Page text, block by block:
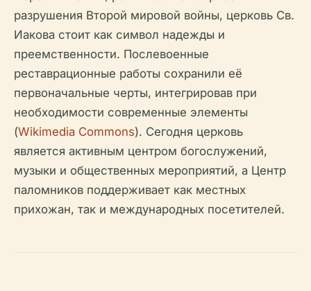
разрушения Второй мировой войны, церковь Св.
Иакова стоит как символ надежды и
преемственности. Послевоенные
реставрационные работы сохранили её
первоначальные черты, интегрировав при
необходимости современные элементы
(Wikimedia Commons). Сегодня церковь
является активным центром богослужений,
музыки и общественных мероприятий, а Центр
паломников поддерживает как местных
прихожан, так и международных посетителей.